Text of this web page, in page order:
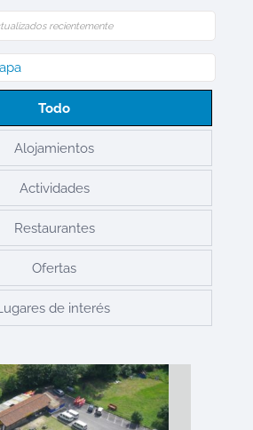
recientemente
Todo
Alojamientos
Actividades
Restaurantes
Ofertas
de interés